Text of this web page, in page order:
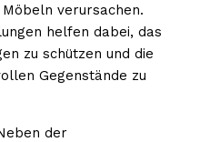
verursachen.
helfen dabei, das
zu schützen und die
Gegenstände zu
der